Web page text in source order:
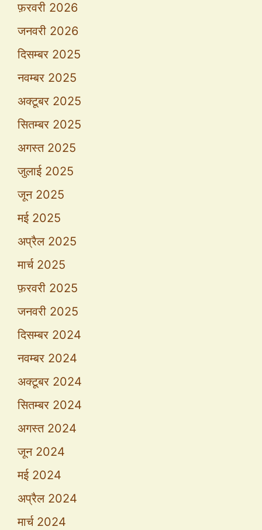
फ़रवरी 2026
जनवरी 2026
दिसम्बर 2025
नवम्बर 2025
अक्टूबर 2025
सितम्बर 2025
अगस्त 2025
जुलाई 2025
जून 2025
मई 2025
अप्रैल 2025
मार्च 2025
फ़रवरी 2025
जनवरी 2025
दिसम्बर 2024
नवम्बर 2024
अक्टूबर 2024
सितम्बर 2024
अगस्त 2024
जून 2024
मई 2024
अप्रैल 2024
मार्च 2024